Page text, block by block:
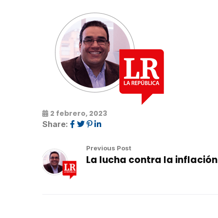
2 febrero, 2023
Share:
Previous Post
La lucha contra la inflación